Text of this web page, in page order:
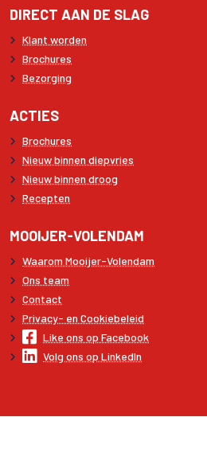
DIRECT AAN DE SLAG
Klant worden
Brochures
Bezorging
ACTIES
Brochures
Nieuw binnen diepvries
Nieuw binnen droog
Recepten
MOOIJER-VOLENDAM
Waarom Mooijer-Volendam
Ons team
Contact
Privacy- en Cookiebeleid
Like ons op Facebook
Volg ons op LinkedIn